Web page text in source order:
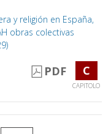
y religión en España,
obras colectivas
PDF C
CAPITOLO